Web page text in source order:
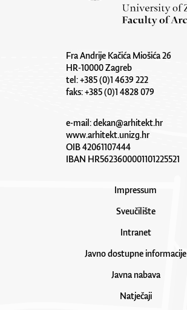
Fra Andrije Kačića Miošića 26
HR-10000 Zagreb
tel: +385 (0)1 4639 222
faks: +385 (0)1 4828 079
e-mail:dekan@arhitekt.hr
www.arhitekt.unizg.hr
OIB 42061107444
IBAN HR5623600001101225521
Impressum
Sveučilište
Intranet
Javno dostupne informacije
Javna nabava
Natječaji